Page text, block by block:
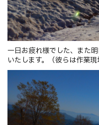
一日お疲れ様でした、また
いたします。（彼らは作業